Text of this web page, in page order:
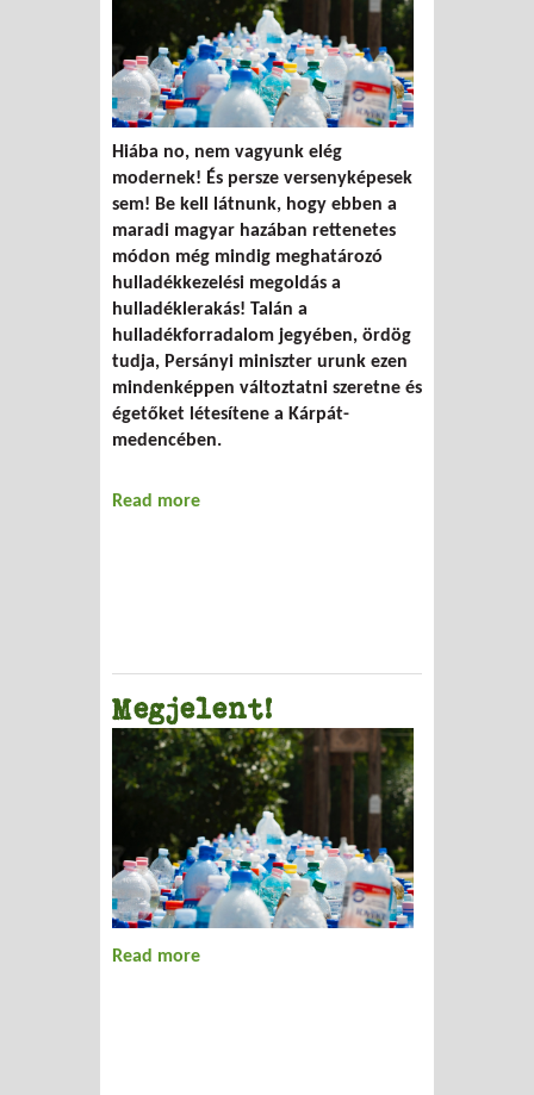
Hiába no, nem vagyunk elég
modernek! És persze versenyképesek
sem! Be kell látnunk, hogy ebben a
maradi magyar hazában rettenetes
módon még mindig meghatározó
hulladékkezelési megoldás a
hulladéklerakás! Talán a
hulladékforradalom jegyében, ördög
tudja, Persányi miniszter urunk ezen
mindenképpen változtatni szeretne és
égetőket létesítene a Kárpát-
medencében.
Read more
Megjelent!
Read more